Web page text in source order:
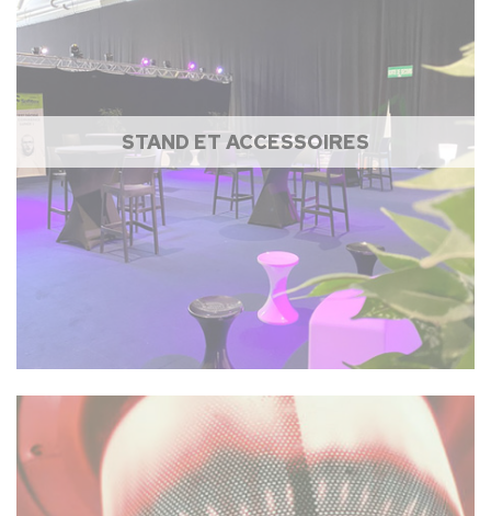
STAND ET ACCESSOIRES